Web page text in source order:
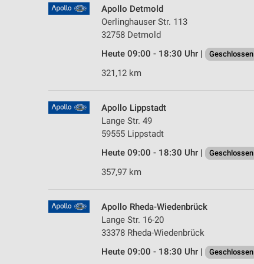
Apollo Detmold
Oerlinghauser Str. 113
32758 Detmold
Heute 09:00 - 18:30 Uhr |
Geschlossen
321,12 km
Apollo Lippstadt
Lange Str. 49
59555 Lippstadt
Heute 09:00 - 18:30 Uhr |
Geschlossen
357,97 km
Apollo Rheda-Wiedenbrück
Lange Str. 16-20
33378 Rheda-Wiedenbrück
Heute 09:00 - 18:30 Uhr |
Geschlossen